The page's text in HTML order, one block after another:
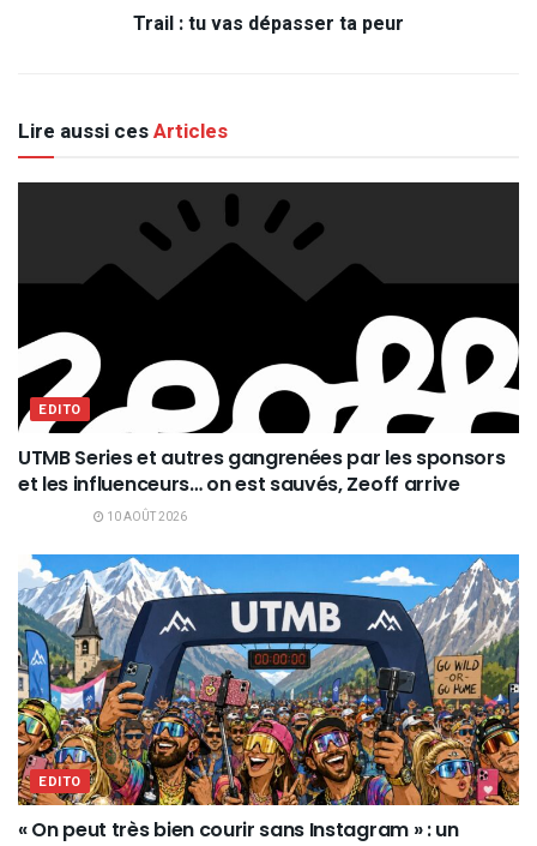
Trail : tu vas dépasser ta peur
Lire aussi cesArticles
EDITO
UTMB Series et autres gangrenées par les sponsors
et les influenceurs… on est sauvés, Zeoff arrive
10 AOÛT 2026
EDITO
« On peut très bien courir sans Instagram » : un